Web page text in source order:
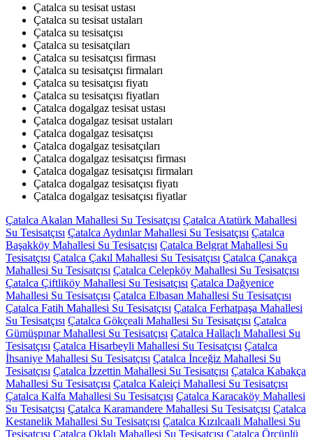
Çatalca su tesisat ustası
Çatalca su tesisat ustaları
Çatalca su tesisatçısı
Çatalca su tesisatçıları
Çatalca su tesisatçısı firması
Çatalca su tesisatçısı firmaları
Çatalca su tesisatçısı fiyatı
Çatalca su tesisatçısı fiyatları
Çatalca dogalgaz tesisat ustası
Çatalca dogalgaz tesisat ustaları
Çatalca dogalgaz tesisatçısı
Çatalca dogalgaz tesisatçıları
Çatalca dogalgaz tesisatçısı firması
Çatalca dogalgaz tesisatçısı firmaları
Çatalca dogalgaz tesisatçısı fiyatı
Çatalca dogalgaz tesisatçısı fiyatlar
Çatalca Akalan Mahallesi Su Tesisatçısı Çatalca Atatürk Mahallesi
Su Tesisatçısı Çatalca Aydınlar Mahallesi Su Tesisatçısı Çatalca
Başakköy Mahallesi Su Tesisatçısı Çatalca Belgrat Mahallesi Su
Tesisatçısı Çatalca Çakıl Mahallesi Su Tesisatçısı Çatalca Çanakça
Mahallesi Su Tesisatçısı Çatalca Celepköy Mahallesi Su Tesisatçısı
Çatalca Çiftliköy Mahallesi Su Tesisatçısı Çatalca Dağyenice
Mahallesi Su Tesisatçısı Çatalca Elbasan Mahallesi Su Tesisatçısı
Çatalca Fatih Mahallesi Su Tesisatçısı Çatalca Ferhatpaşa Mahallesi
Su Tesisatçısı Çatalca Gökçeali Mahallesi Su Tesisatçısı Çatalca
Gümüşpınar Mahallesi Su Tesisatçısı Çatalca Hallaçlı Mahallesi Su
Tesisatçısı Çatalca Hisarbeyli Mahallesi Su Tesisatçısı Çatalca
İhsaniye Mahallesi Su Tesisatçısı Çatalca İnceğiz Mahallesi Su
Tesisatçısı Çatalca İzzettin Mahallesi Su Tesisatçısı Çatalca Kabakça
Mahallesi Su Tesisatçısı Çatalca Kaleiçi Mahallesi Su Tesisatçısı
Çatalca Kalfa Mahallesi Su Tesisatçısı Çatalca Karacaköy Mahallesi
Su Tesisatçısı Çatalca Karamandere Mahallesi Su Tesisatçısı Çatalca
Kestanelik Mahallesi Su Tesisatçısı Çatalca Kızılcaali Mahallesi Su
Tesisatçısı Çatalca Oklalı Mahallesi Su Tesisatçısı Çatalca Örcünlü